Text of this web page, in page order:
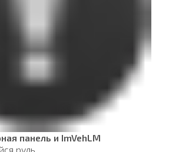
панель и ImVehLM
руль